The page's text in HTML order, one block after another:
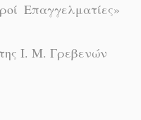
Επαγγελματίες»
Ι. Μ. Γρεβενών